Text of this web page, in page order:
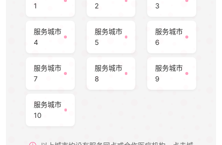
1
2
3
服务城市
4
服务城市
5
服务城市
6
服务城市
7
服务城市
8
服务城市
9
服务城市
10